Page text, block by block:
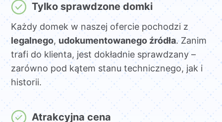
Tylko sprawdzone domki
Każdy domek w naszej ofercie pochodzi z
legalnego, udokumentowanego źródła. Zanim
trafi do klienta, jest dokładnie sprawdzany –
zarówno pod kątem stanu technicznego, jak i
historii.
Atrakcyjna cena